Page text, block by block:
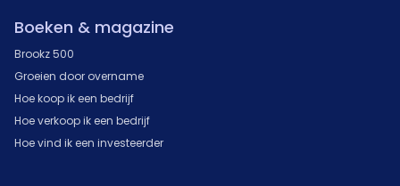
Boeken & magazine
Brookz 500
Groeien door overname
Hoe koop ik een bedrijf
Hoe verkoop ik een bedrijf
Hoe vind ik een investeerder